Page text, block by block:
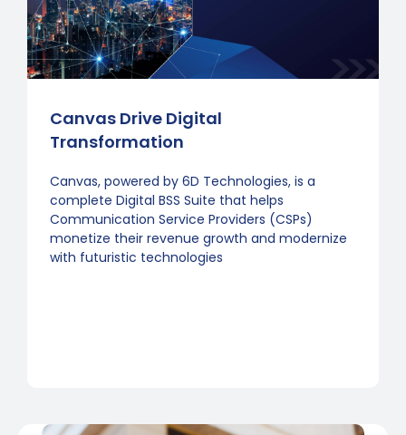
Canvas Drive Digital
Transformation
Canvas, powered by 6D Technologies, is a
complete Digital BSS Suite that helps
Communication Service Providers (CSPs)
monetize their revenue growth and modernize
with futuristic technologies